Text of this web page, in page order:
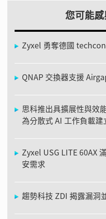
您可能
Zyxel 勇奪德國
QNAP 交換器支援
思科推出具擴展性與效
為分散式 AI 工作負載建
Zyxel USG LITE 60AX
安需求
趨勢科技 ZDI 揭露漏洞